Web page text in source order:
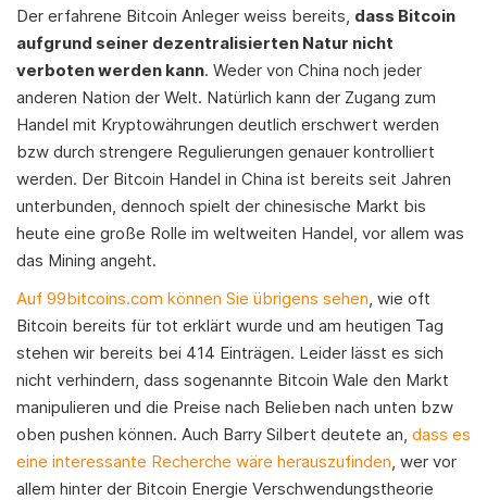
Der erfahrene Bitcoin Anleger weiss bereits, dass Bitcoin
aufgrund seiner dezentralisierten Natur nicht
verboten werden kann. Weder von China noch jeder
anderen Nation der Welt. Natürlich kann der Zugang zum
Handel mit Kryptowährungen deutlich erschwert werden
bzw durch strengere Regulierungen genauer kontrolliert
werden. Der Bitcoin Handel in China ist bereits seit Jahren
unterbunden, dennoch spielt der chinesische Markt bis
heute eine große Rolle im weltweiten Handel, vor allem was
das Mining angeht.
Auf 99bitcoins.com können Sie übrigens sehen, wie oft
Bitcoin bereits für tot erklärt wurde und am heutigen Tag
stehen wir bereits bei 414 Einträgen. Leider lässt es sich
nicht verhindern, dass sogenannte Bitcoin Wale den Markt
manipulieren und die Preise nach Belieben nach unten bzw
oben pushen können. Auch Barry Silbert deutete an, dass es
eine interessante Recherche wäre herauszufinden, wer vor
allem hinter der Bitcoin Energie Verschwendungstheorie